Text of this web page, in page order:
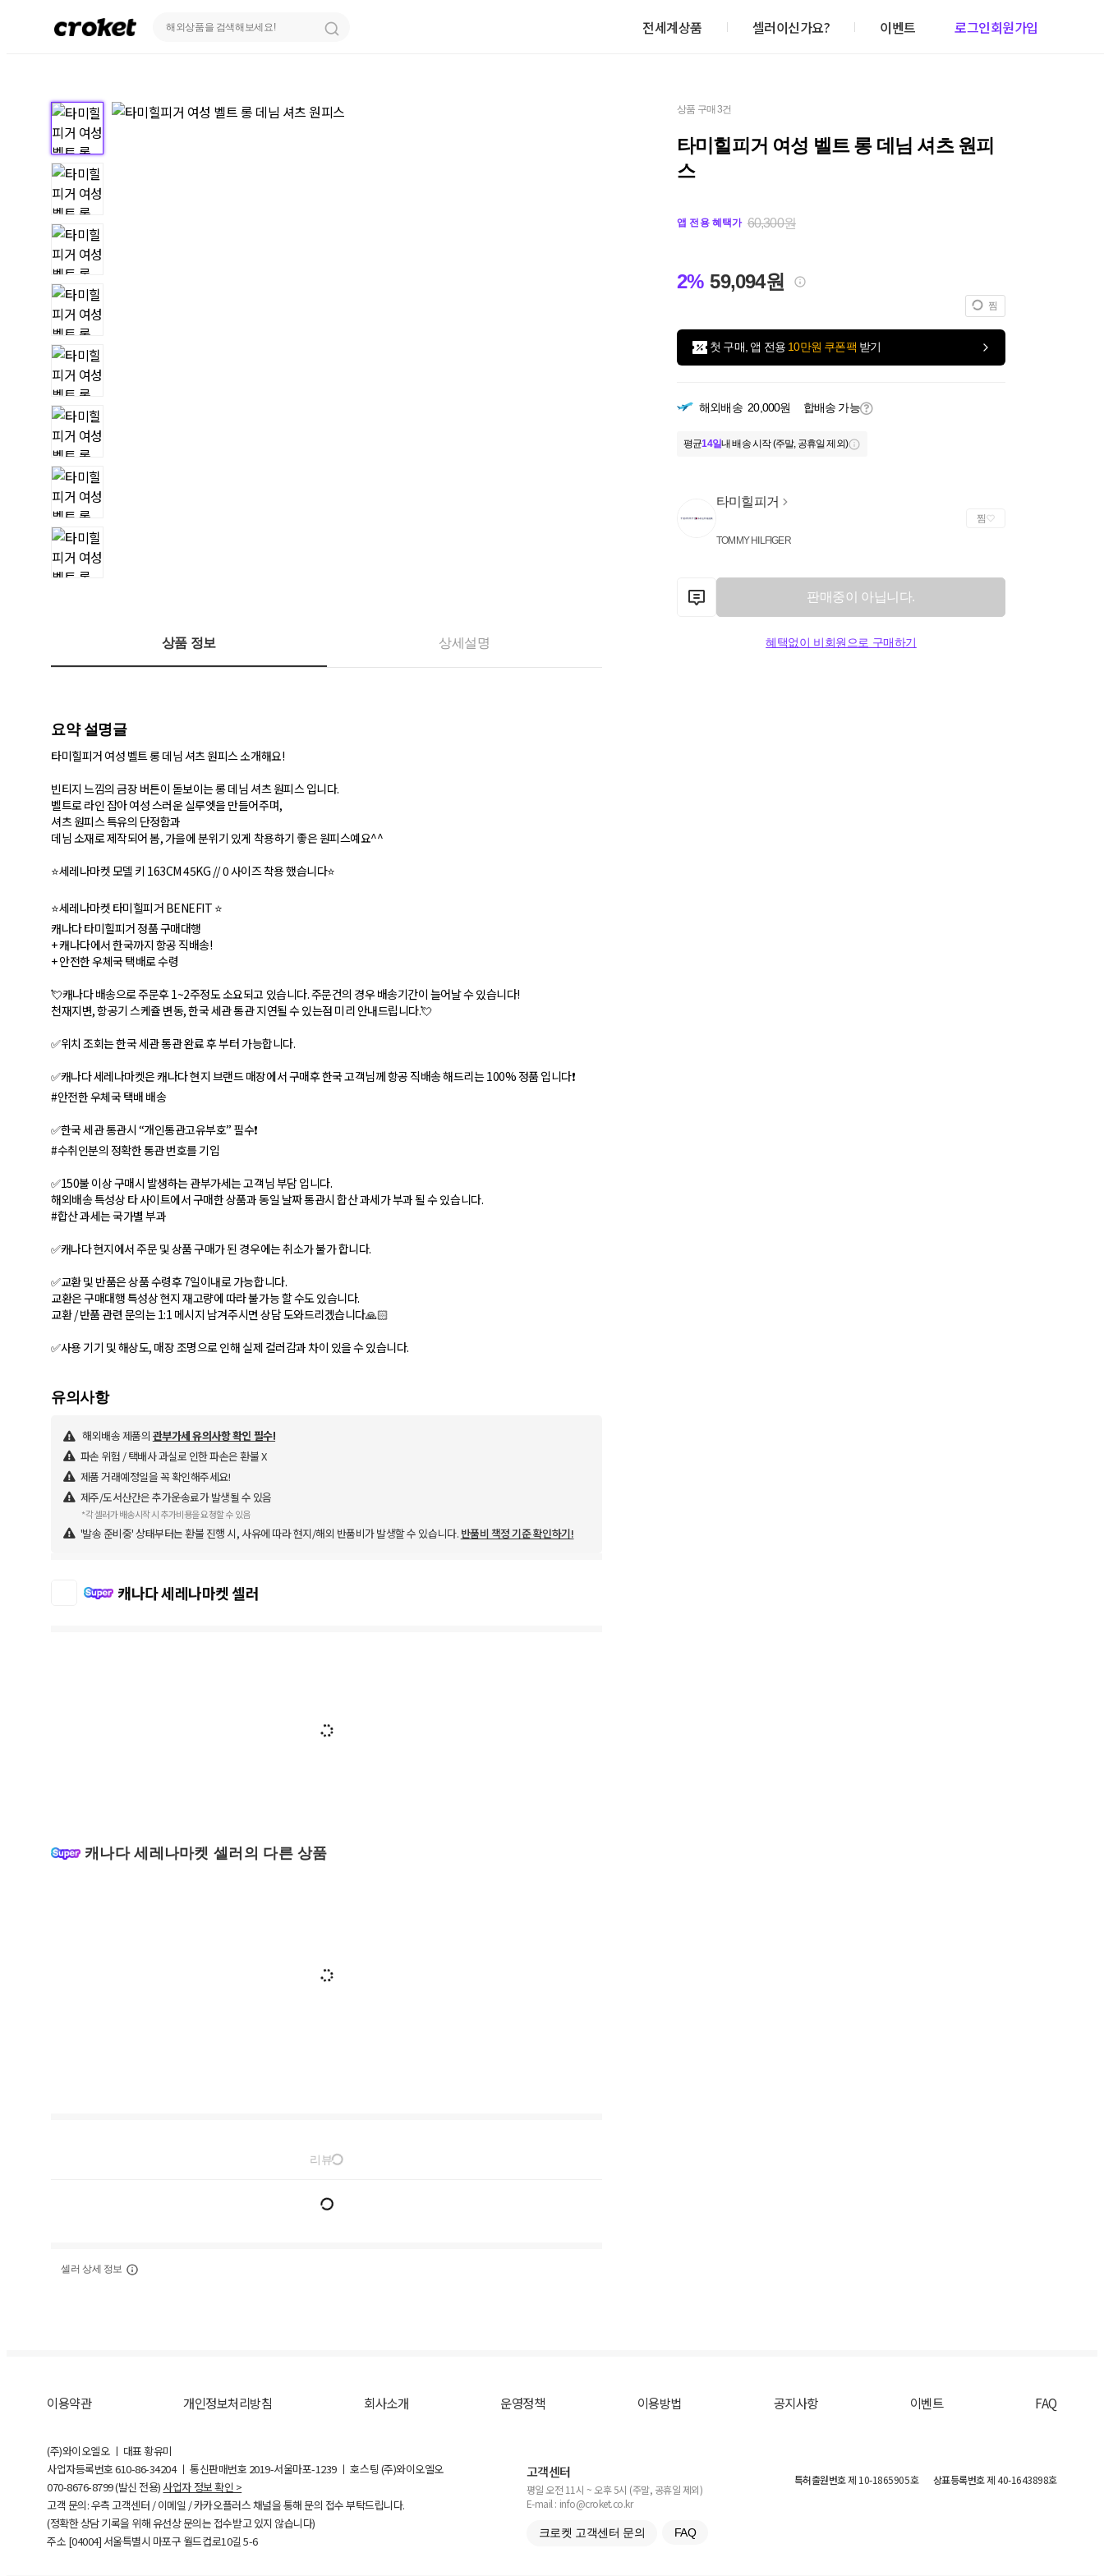
전세계상품 셀러이신가요? 이벤트 로그인회원가입
상품 구매 3건
타미힐피거 여성 벨트 롱 데님 셔츠 원피
스
앱 전용 혜택가 60,300원
2% 59,094원
찜
첫 구매, 앱 전용 10만원 쿠폰팩 받기
해외배송 20,000원 합배송 가능
평균14일내 배송 시작 (주말, 공휴일 제외)
타미힐피거
TOMMY HILFIGER
찜
판매중이 아닙니다.
혜택없이 비회원으로 구매하기
상품 정보 상세설명
요약 설명글
타미힐피거 여성 벨트 롱 데님 셔츠 원피스 소개해요!
빈티지 느낌의 금장 버튼이 돋보이는 롱 데님 셔츠 원피스 입니다.
벨트로 라인 잡아 여성 스러운 실루엣을 만들어주며,
셔츠 원피스 특유의 단정함과
데님 소재로 제작되어 봄, 가을에 분위기 있게 착용하기 좋은 원피스예요^^
⭐ 세레나마켓 모델 키 163CM 45KG // 0 사이즈 착용 했습니다 ⭐
⭐세레나마켓 타미힐피거 BENEFIT ⭐
캐나다 타미힐피거 정품 구매대행
+ 캐나다에서 한국까지 항공 직배송!
+ 안전한 우체국 택배로 수령
💘캐나다 배송으로 주문후 1~2주정도 소요되고 있습니다. 주문건의 경우 배송기간이 늘어날 수 있습니다!
천재지변, 항공기 스케쥴 변동, 한국 세관 통관 지연될 수 있는점 미리 안내드립니다.💘
✅위치 조회는 한국 세관 통관 완료 후 부터 가능합니다.
✅캐나다 세레나마켓은 캐나다 현지 브랜드 매장에서 구매후 한국 고객님께 항공 직배송 해드리는 100% 정품 입니다❗
#안전한 우체국 택배 배송
✅한국 세관 통관시 “개인통관고유부호” 필수❗
#수취인분의 정확한 통관 번호를 기입
✅150불 이상 구매시 발생하는 관부가세는 고객님 부담 입니다.
해외배송 특성상 타 사이트에서 구매한 상품과 동일 날짜 통관시 합산 과세가 부과 될 수 있습니다.
#합산 과세는 국가별 부과
✅캐나다 현지에서 주문 및 상품 구매가 된 경우에는 취소가 불가 합니다.
✅교환 및 반품은 상품 수령후 7일이내로 가능합니다.
교환은 구매대행 특성상 현지 재고량에 따라 불가능 할 수도 있습니다.
교환 / 반품 관련 문의는 1:1 메시지 남겨주시면 상담 도와드리겠습니다🙏🏻
✅사용 기기 및 해상도, 매장 조명으로 인해 실제 컬러감과 차이 있을 수 있습니다.
유의사항
해외배송 제품의 관부가세 유의사항 확인 필수!
파손 위험 / 택배사 과실로 인한 파손은 환불 X
제품 거래예정일을 꼭 확인해주세요!
제주/도서산간은 추가운송료가 발생될 수 있음
*각 셀러가 배송시작 시 추가비용을 요청할 수 있음
'발송 준비중' 상태부터는 환불 진행 시, 사유에 따라 현지/해외 반품비가 발생할 수 있습니다. 반품비 책정 기준 확인하기!
캐나다 세레나마켓 셀러
캐나다 세레나마켓 셀러의 다른 상품
리뷰
셀러 상세 정보
이용약관 개인정보처리방침 회사소개 운영정책 이용방법 공지사항 이벤트 FAQ
(주)와이오엘오 ㅣ 대표 황유미
사업자등록번호610-86-34204ㅣ 통신판매번호 2019-서울마포-1239 ㅣ 호스팅 (주)와이오엘오
070-8676-8799 (발신 전용) 사업자 정보 확인 >
고객 문의: 우측 고객센터 / 이메일 / 카카오플러스 채널을 통해 문의 접수 부탁드립니다.
(정확한 상담 기록을 위해 유선상 문의는 접수받고 있지 않습니다)
주소 [04004] 서울특별시 마포구 월드컵로10길5-6
고객센터
평일 오전 11시 ~ 오후 5시 (주말, 공휴일 제외)
E-mail : info@croket.co.kr
크로켓 고객센터 문의 FAQ
특허출원번호제 10-1865905호 상표등록번호제 40-1643898호